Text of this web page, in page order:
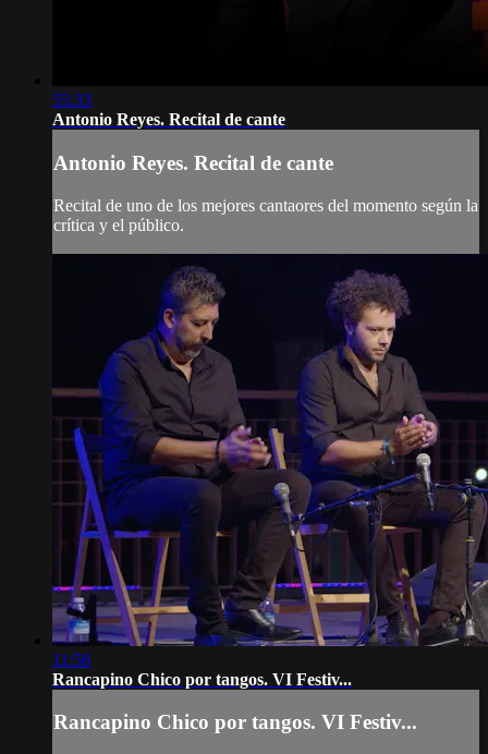
55:33
Antonio Reyes. Recital de cante
Antonio Reyes. Recital de cante
Recital de uno de los mejores cantaores del momento según la
crítica y el público.
11:58
Rancapino Chico por tangos. VI Festiv...
Rancapino Chico por tangos. VI Festiv...